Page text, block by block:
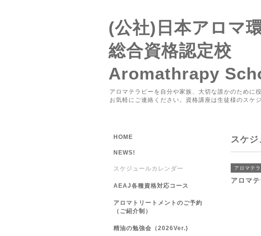
(公社)日本アロマ
総合資格認定校
Aromathrapy
アロマテラピーを自分や家族、大切な誰かのために
お気軽にご連絡ください。資格講座は生徒様のスケ
スケジ
アロマテ
アロマ
HOME
NEWS!
スケジュールカレンダー
AEAJ各種資格対応コース
アロマトリートメントのご予約
（ご紹介制）
精油の勉強会（2026Ver.)